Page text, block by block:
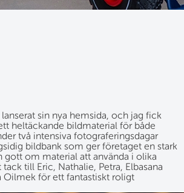
sin nya hemsida, och jag fick
heltäckande bildmaterial för både
två intensiva fotograferingsdagar
bildbank som ger företaget en stark
om material att använda i olika
till Eric, Nathalie, Petra, Elbasana
Oilmek för ett fantastiskt roligt